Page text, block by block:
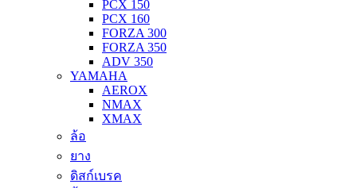
PCX 150
PCX 160
FORZA 300
FORZA 350
ADV 350
YAMAHA
AEROX
NMAX
XMAX
ล้อ
ยาง
ดิสก์เบรค